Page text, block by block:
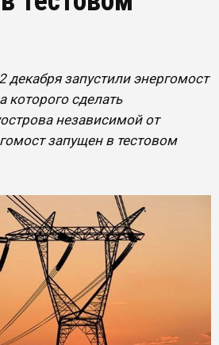
декабря запустили энергомост
которого сделать
независимой от
запущен в тестовом